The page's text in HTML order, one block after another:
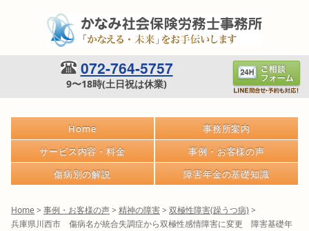
072-764-5757
9〜18時(土日祝は休業)
Home
事務所案内
サービス内容・料金
事例・お客様の声
傷病別の解説
障害年金の基礎知識
Home > 事例・お客様の声> 精神の障害> 双極性障害(躁うつ病) >
兵庫県川西市 傷病名が統合失調症から双極性感情障害に変更 障害基礎年